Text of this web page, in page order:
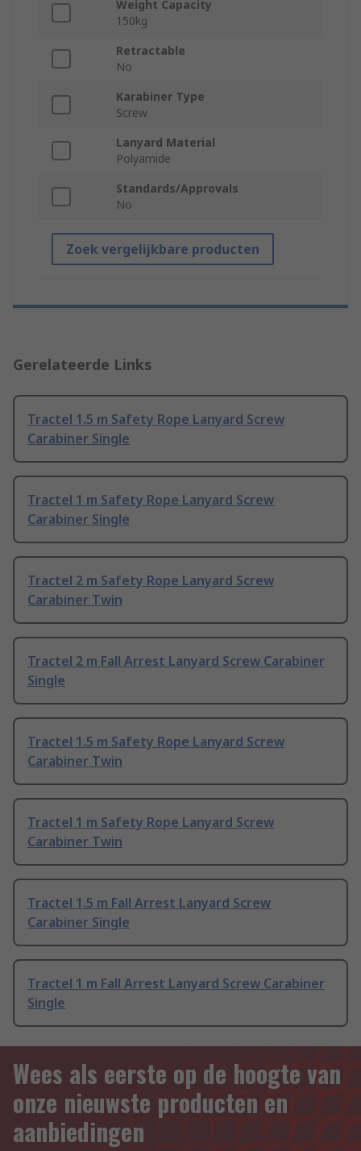
Weight Capacity
150kg
Retractable
No
Karabiner Type
Screw
Lanyard Material
Polyamide
Standards/Approvals
No
Zoek vergelijkbare producten
Gerelateerde Links
Tractel 1.5 m Safety Rope Lanyard Screw
Carabiner Single
Tractel 1 m Safety Rope Lanyard Screw
Carabiner Single
Tractel 2 m Safety Rope Lanyard Screw
Carabiner Twin
Tractel 2 m Fall Arrest Lanyard Screw Carabiner
Single
Tractel 1.5 m Safety Rope Lanyard Screw
Carabiner Twin
Tractel 1 m Safety Rope Lanyard Screw
Carabiner Twin
Tractel 1.5 m Fall Arrest Lanyard Screw
Carabiner Single
Tractel 1 m Fall Arrest Lanyard Screw Carabiner
Single
Wees als eerste op de hoogte van
onze nieuwste producten en
aanbiedingen